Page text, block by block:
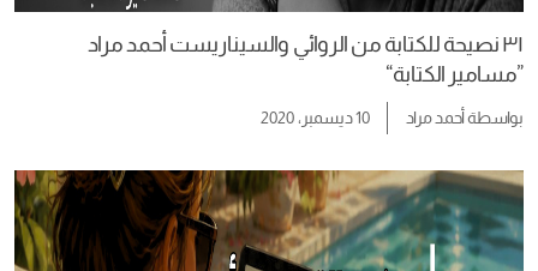
٣١ نصيحة للكتابة من الروائي والسيناريست أحمد مراد
”مسامير الكتابة“
بواسطةأحمد مراد 10 ديسمبر، 2020